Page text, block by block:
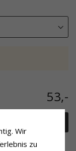
53,-
Wir
zu